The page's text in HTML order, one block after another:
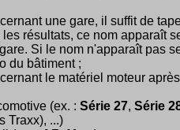
une gare, il suffit de
résultats, ce nom apparaît
Si le nom n'apparaît pas
du bâtiment ;
le matériel moteur après
(ex. : Série 27, Série
Traxx), ...)